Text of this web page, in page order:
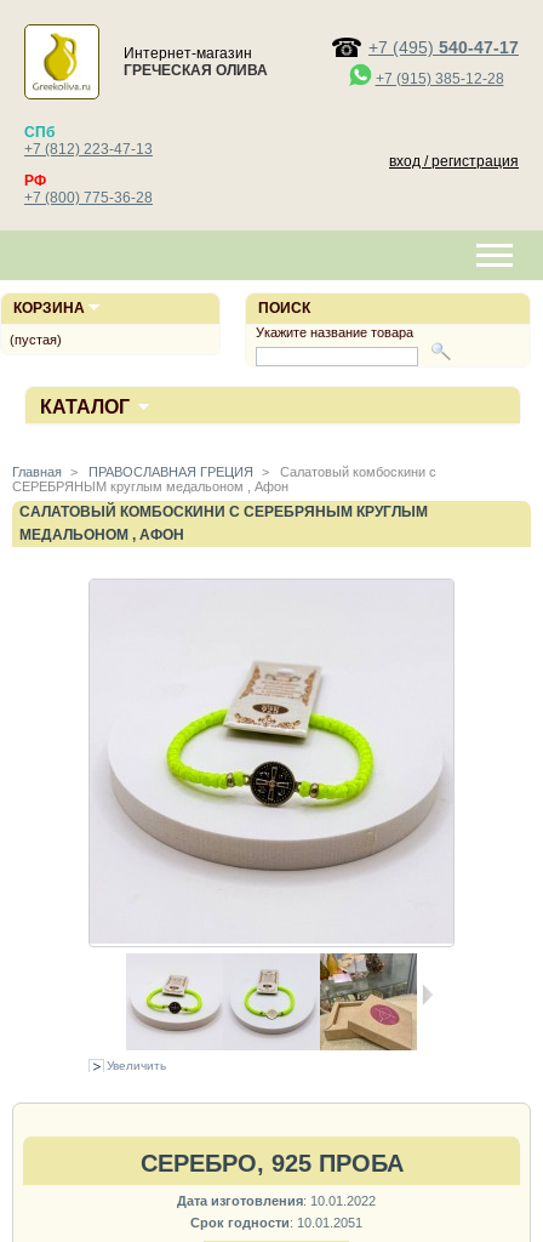
Интернет-магазин
ГРЕЧЕСКАЯ ОЛИВА
+7 (495) 540-47-17
+7 (915) 385-12-28
СПб
+7 (812) 223-47-13
РФ
+7 (800) 775-36-28
вход / регистрация
КАТАЛОГ
Главная > ПРАВОСЛАВНАЯ ГРЕЦИЯ >
Салатовый комбоскини с
СЕРЕБРЯНЫМ круглым медальоном , Афон
САЛАТОВЫЙ КОМБОСКИНИ С СЕРЕБРЯНЫМ КРУГЛЫМ
МЕДАЛЬОНОМ , АФОН
Увеличить
СЕРЕБРО, 925 ПРОБА
Дата изготовления: 10.01.2022
Срок годности: 10.01.2051
ПОИСК
Укажите название товара
КОРЗИНА
(пустая)